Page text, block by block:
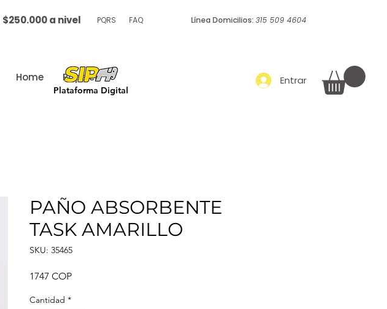
PQRS FAQ Línea Domicilios: 315 509 4604
$250.000 a nivel
Home Papelería Más
Plataforma Digital
Entrar
PAÑO ABSORBENTE
TASK AMARILLO
SKU: 35465
1747 COPPrecio
Cantidad *